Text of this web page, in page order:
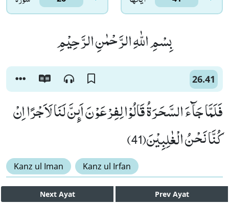
بِسْمِ اللّٰهِ الرَّحْمٰنِ الرَّحِیْمِ
26.41
فَلَمَّا جَآءَ السَّحَرَةُ قَالُوْا لِفِرْعَوْنَ اَىٕنَّ لَنَا لَاَجْرًا اِنْ
كُنَّا نَحْنُ الْغٰلِبِیْنَ(41)
Kanz ul Iman Kanz ul Irfan
Next Ayat Prev Ayat